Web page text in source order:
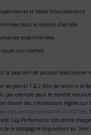
et fiable financièrement
dans la relation clientèle
expérimentées
aux normes
la base afin de pouvoir sélectionner
les points 1 & 2.Afin de savoir si le
par exemple pour le marché
d’avoir des informations légales sur
companies/mu/C102568.
Cap Performance Ltd centre
de la compagnie (équivalent au